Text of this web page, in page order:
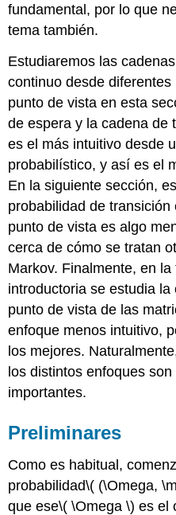
La
distribución
Tiempos
de
Retención
cadena
de
salto
Regularidad
Tiempos
Transición
Ejemplos
y
ejercicios
La
de
dos
estados
Ejercicios
Modelos
Especiales
fundamental, por lo que
tema también.
Estudiaremos las
continuo desde
punto de vista en esta
de espera y la cadena de
es el más intuitivo desde
probabilístico, y así es el
En la siguiente sección,
probabilidad de
punto de vista es algo
cerca de cómo se tratan
Markov. Finalmente, en
introductoria se estudia
punto de vista de las
enfoque menos intuitivo,
los mejores.
los distintos enfoques
importantes.
Preliminares
Como es habitual,
probabilidad\( (\Omega,
que ese\( \Omega \) es el